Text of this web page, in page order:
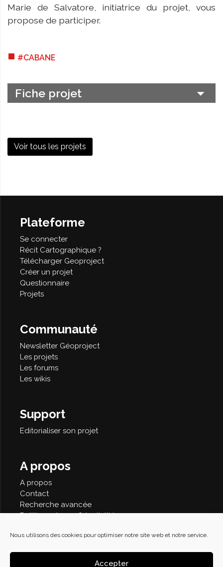
Nous utilisons des cookies pour optimiser notre site web et notre service.
Accepter
Marie de Salvatore, initiatrice du projet, vous
propose de participer.
#CABANE
Fiche projet
Voir tous les projets
Plateforme
Se connecter
Récit Cartographique ?
Télécharger Geoproject
Créer un projet
Questionnaire
Projets
Communauté
Newsletter Géoproject
Les projets
Les forums
Les wikis
Support
Editorialiser son projet
A propos
A propos
Contact
Recherche avancée
Politique de confidentialité